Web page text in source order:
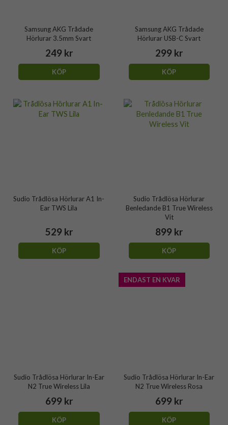
Samsung AKG Trådade
Hörlurar 3.5mm Svart
249 kr
KÖP
Samsung AKG Trådade
Hörlurar USB-C Svart
299 kr
KÖP
Sudio Trådlösa Hörlurar A1 In-
Ear TWS Lila
529 kr
KÖP
Sudio Trådlösa Hörlurar
Benledande B1 True Wireless
Vit
899 kr
KÖP
Sudio Trådlösa Hörlurar In-Ear
N2 True Wireless Lila
699 kr
KÖP
ENDAST EN KVAR
Sudio Trådlösa Hörlurar In-Ear
N2 True Wireless Rosa
699 kr
KÖP